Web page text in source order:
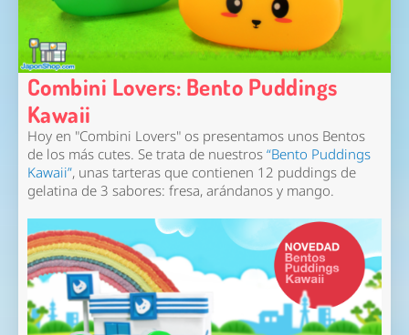
Combini Lovers: Bento Puddings
Kawaii
Hoy en "Combini Lovers" os presentamos unos Bentos
de los más cutes. Se trata de nuestros“Bento Puddings
Kawaii”, unas tarteras que contienen 12 puddings de
gelatina de 3 sabores: fresa, arándanos y mango.